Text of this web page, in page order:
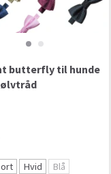
butterfly til hunde
Hvid
Blå